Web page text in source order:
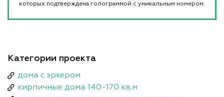
которых подтверждена голограммой с уникальным номером.
Категории проекта
дома с эркером
кирпичные дома 140-170 кв.м